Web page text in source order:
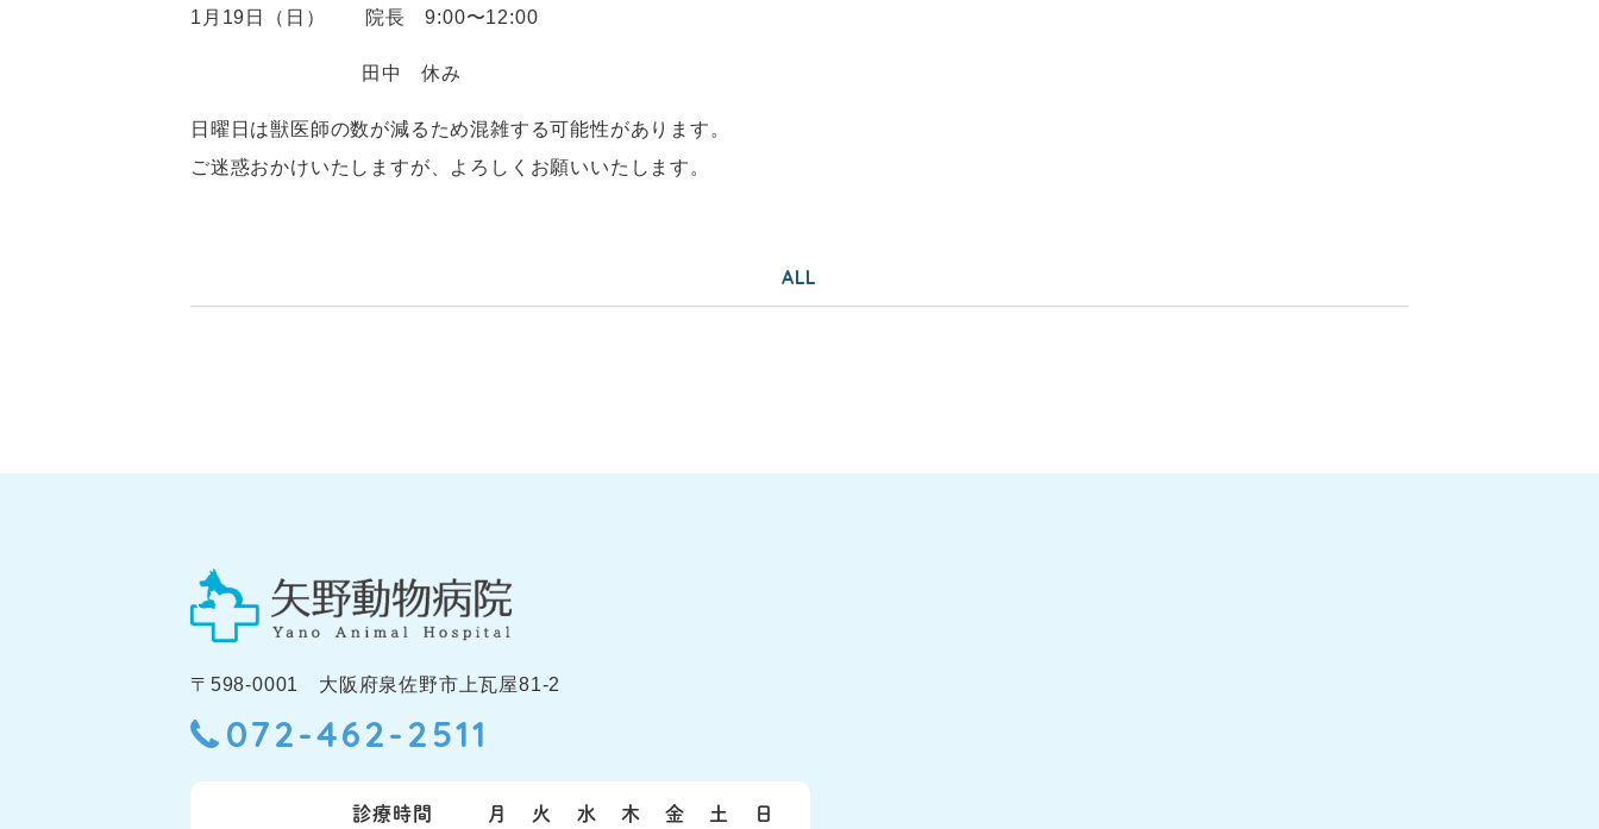
1月19日（日） 院長 9:00〜12:00
田中 休み
日曜日は獣医師の数が減るため混雑する可能性があります。
ご迷惑おかけいたしますが、よろしくお願いいたします。
ALL
〒598-0001 大阪府泉佐野市上瓦屋81-2
072-462-2511
診療時間 月 火 水 木 金 土 日